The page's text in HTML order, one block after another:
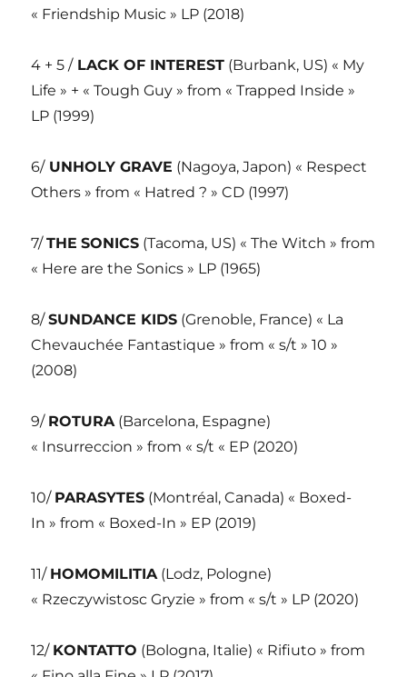
« Friendship Music » LP (2018)
4 + 5 /LACK OF INTEREST (Burbank, US) « My
Life » + « Tough Guy » from « Trapped Inside »
LP (1999)
6/UNHOLY GRAVE (Nagoya, Japon) « Respect
Others » from « Hatred ? » CD (1997)
7/THE SONICS (Tacoma, US) « The Witch » from
« Here are the Sonics » LP (1965)
8/SUNDANCE KIDS (Grenoble, France) « La
Chevauchée Fantastique » from « s/t » 10 »
(2008)
9/ ROTURA(Barcelona, Espagne)
« Insurreccion » from « s/t « EP (2020)
10/ PARASYTES (Montréal, Canada) « Boxed-
In » from « Boxed-In » EP (2019)
11/ HOMOMILITIA(Lodz, Pologne)
« Rzeczywistosc Gryzie » from « s/t » LP (2020)
12/ KONTATTO (Bologna, Italie) « Rifiuto » from